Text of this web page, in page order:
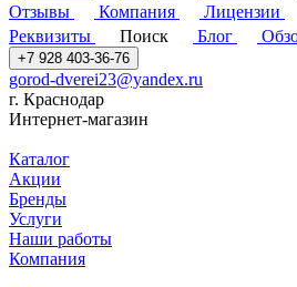
Отзывы
Компания Лицензии
Реквизиты
Поиск Блог
+7 928 403-36-76
gorod-dverei23@yandex.ru
г. Краснодар
Интернет-магазин
Каталог
Акции
Бренды
Услуги
Наши работы
Компания